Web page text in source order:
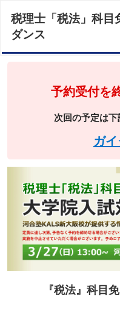
税理士「税法」科
ダンス
予約受付を
次回の予定は下
ガ
『税法』科目